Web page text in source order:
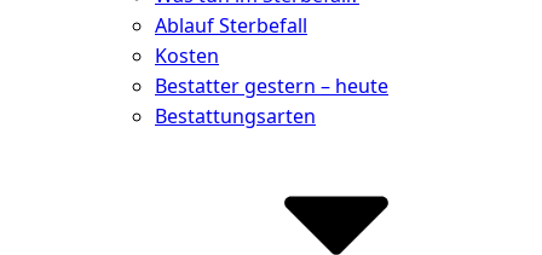
Ablauf Sterbefall
Kosten
Bestatter gestern – heute
Bestattungsarten